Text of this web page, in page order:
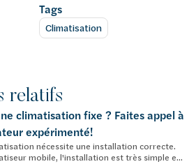
Tags
Climatisation
relatifs
climatisation fixe ? Faites appel à
expérimenté!
nécessite une installation correcte.
mobile, l'installation est très simple e...